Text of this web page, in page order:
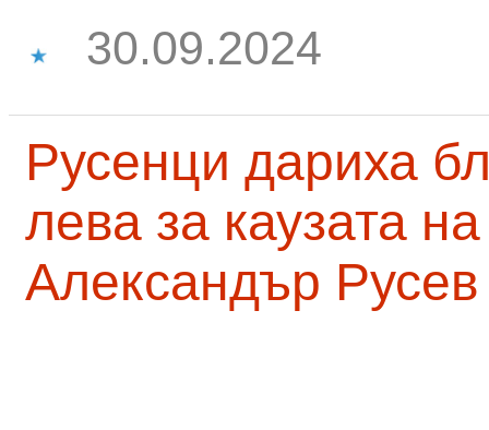
30.09.2024
Русенци дариха
лева за каузата
Александър Русев